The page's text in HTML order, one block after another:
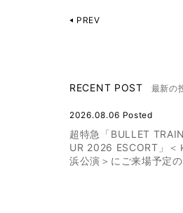
PREV
RECENT POST 最新の
2026.08.06 Posted
超特急「BULLET
UR 2026 ESCORT」＜
浜公演＞にご来場予定